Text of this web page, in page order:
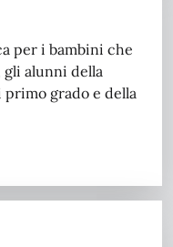
per i bambini che
gli alunni della
grado e della